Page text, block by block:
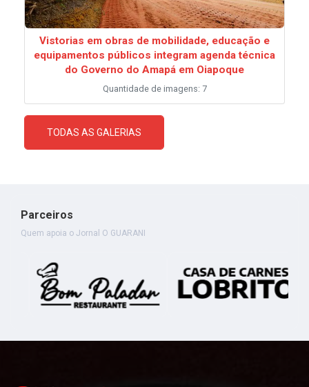
Vistorias em obras de mobilidade, educação e
equipamentos públicos integram agenda técnica
do Governo do Amapá em Oiapoque
Quantidade de imagens: 7
TODAS AS GALERIAS
Parceiros
Quem apoia o Jornal O GUARANI